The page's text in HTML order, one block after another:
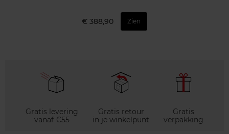
€ 388,90 Zien
Gratis levering
vanaf €55
Gratis retour
in je winkelpunt
Gratis
verpakking